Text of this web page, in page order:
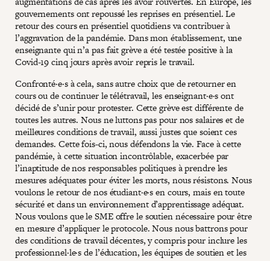
gouvernements ont repoussé les reprises en présentiel. Le
retour des cours en présentiel quotidiens va contribuer à
l’aggravation de la pandémie. Dans mon établissement, une
enseignante qui n’a pas fait grève a été testée positive à la
Covid-19 cinq jours après avoir repris le travail.
Confronté·e·s à cela, sans autre choix que de retourner en
cours ou de continuer le télétravail, les enseignant·e·s ont
décidé de s’unir pour protester. Cette grève est différente de
toutes les autres. Nous ne luttons pas pour nos salaires et de
meilleures conditions de travail, aussi justes que soient ces
demandes. Cette fois-ci, nous défendons la vie. Face à cette
pandémie, à cette situation incontrôlable, exacerbée par
l’inaptitude de nos responsables politiques à prendre les
mesures adéquates pour éviter les morts, nous résistons. Nous
voulons le retour de nos étudiant·e·s en cours, mais en toute
sécurité et dans un environnement d’apprentissage adéquat.
Nous voulons que le SME offre le soutien nécessaire pour être
en mesure d’appliquer le protocole. Nous nous battrons pour
des conditions de travail décentes, y compris pour inclure les
professionnel·le·s de l’éducation, les équipes de soutien et les